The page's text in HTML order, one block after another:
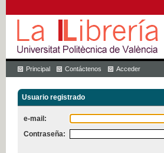
Principal Contáctenos Acceder
Usuario registrado
e-mail:
Contraseña: